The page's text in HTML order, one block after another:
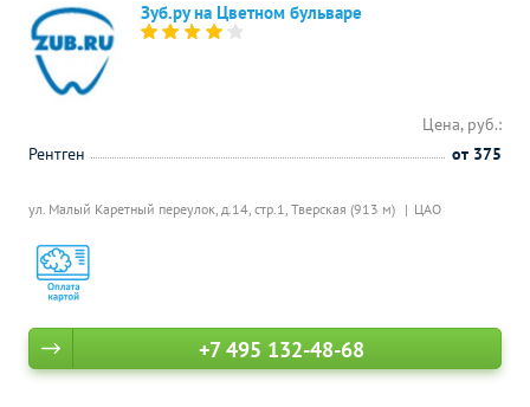
Зуб.ру на Цветном бульваре
ул. Малый Каретный переулок, д.14, стр.1, Тверская (913 м) ЦАО
Цена, руб.:
Рентген
от 375
+7 495 132-48-68